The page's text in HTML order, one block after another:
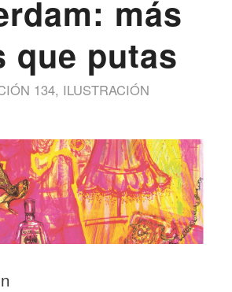
más
que putas
134, ILUSTRACIÓN